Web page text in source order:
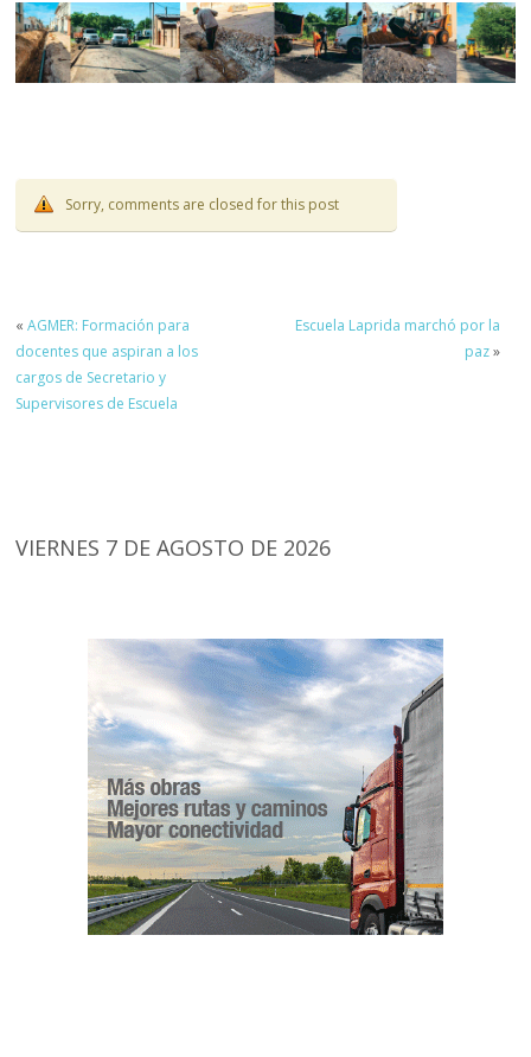
Sorry, comments are closed for this post
«AGMER: Formación para
docentes que aspiran a los
cargos de Secretario y
Supervisores de Escuela
Escuela Laprida marchó por la
paz»
VIERNES 7 DE AGOSTO DE 2026